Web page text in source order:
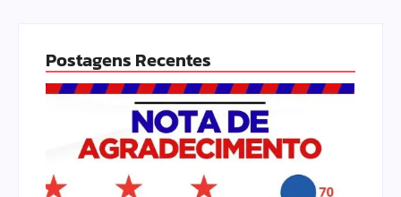
Postagens Recentes